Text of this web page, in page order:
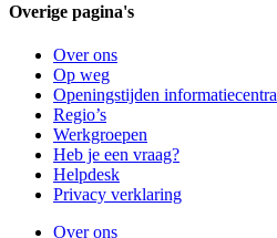
Overige pagina's
Over ons
Op weg
Openingstijden informatiecentra
Regio’s
Werkgroepen
Heb je een vraag?
Helpdesk
Privacy verklaring
Over ons